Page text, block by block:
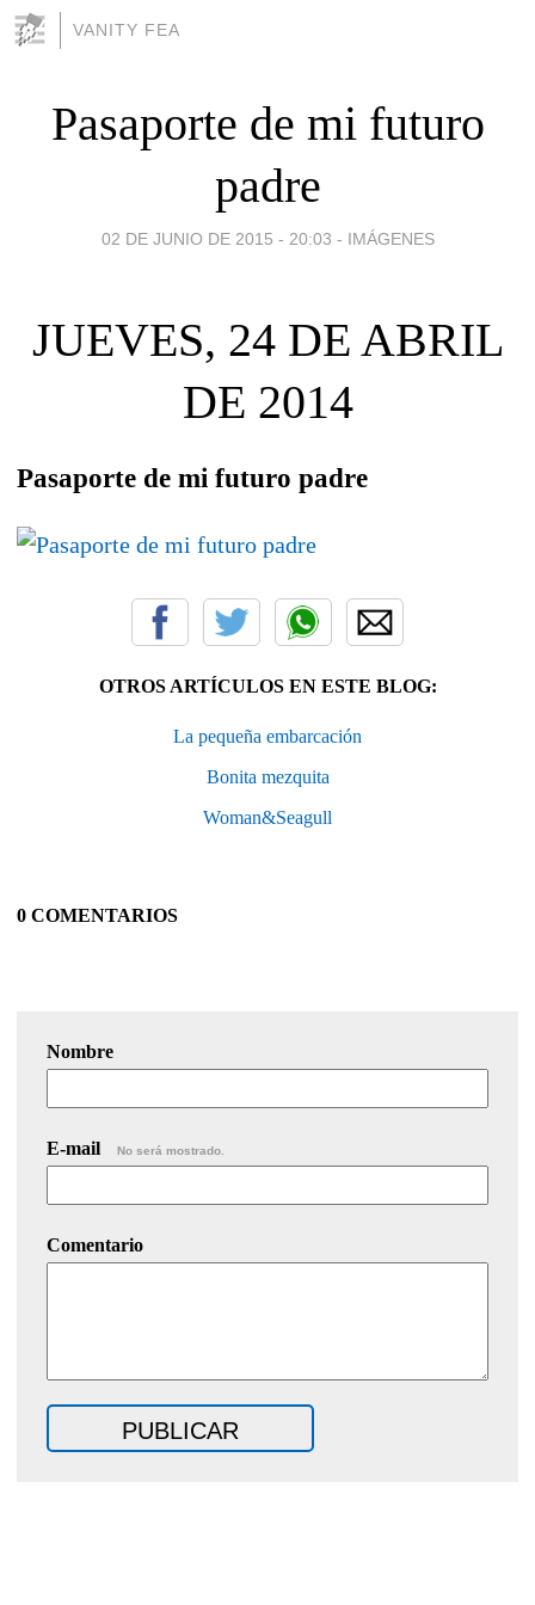
VANITY FEA
Pasaporte de mi futuro
padre
02 DE JUNIO DE 2015 - 20:03 - IMÁGENES
JUEVES, 24 DE ABRIL
DE 2014
Pasaporte de mi futuro padre
OTROS ARTÍCULOS EN ESTE BLOG:
La pequeña embarcación
Bonita mezquita
Woman&Seagull
0 COMENTARIOS
Nombre
E-mail No será mostrado.
Comentario